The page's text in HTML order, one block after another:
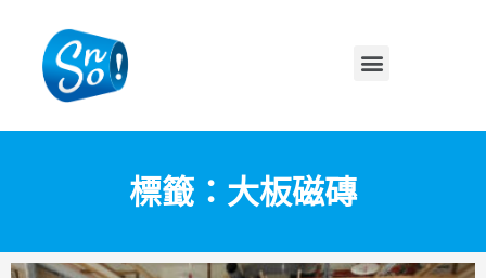
標籤：大板磁磚